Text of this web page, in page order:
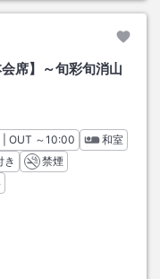
席】～旬彩旬消山
イン
| OUT チェックアウト
～10:00
和室
き
禁煙